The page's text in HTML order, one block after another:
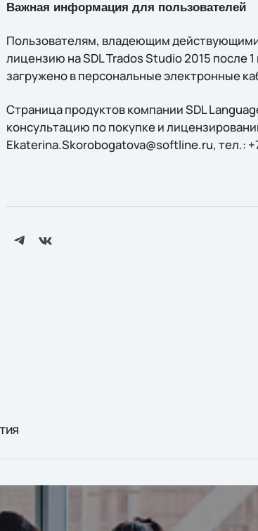
Важная информация для пользователей
Пользователям, владеющим
лицензию на SDL Trados Studio 2015 после
загружено в персональные электронные
Страница продуктов компании SDL
консультацию по покупке и
Ekaterina.Skorobogatova@softline.ru, тел.: